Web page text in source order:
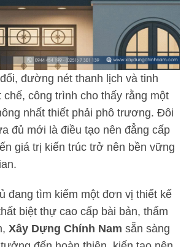
đường nét thanh lịch và tinh
chế, công trình cho thấy rằng một
nhất thiết phải phô trương. Đôi
đủ mới là điều tạo nên đẳng cấp
giá trị kiến trúc trở nên bền vững
đang tìm kiếm một đơn vị thiết kế
biệt thự cao cấp bài bản, thẩm
Xây Dựng Chính Nam sẵn sàng